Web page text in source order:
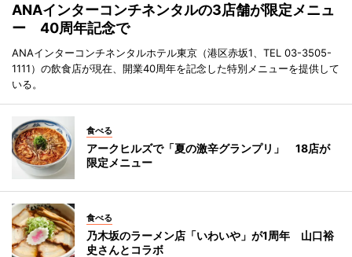
ANAインターコンチネンタルの3店舗が限定メニュ
ー 40周年記念で
ANAインターコンチネンタルホテル東京（港区赤坂1、TEL 03-3505-
1111）の飲食店が現在、開業40周年を記念した特別メニューを提供して
いる。
食べる
アークヒルズで「夏の激辛グランプリ」 18店が
限定メニュー
食べる
乃木坂のラーメン店「いわいや」が1周年 山口裕
史さんとコラボ